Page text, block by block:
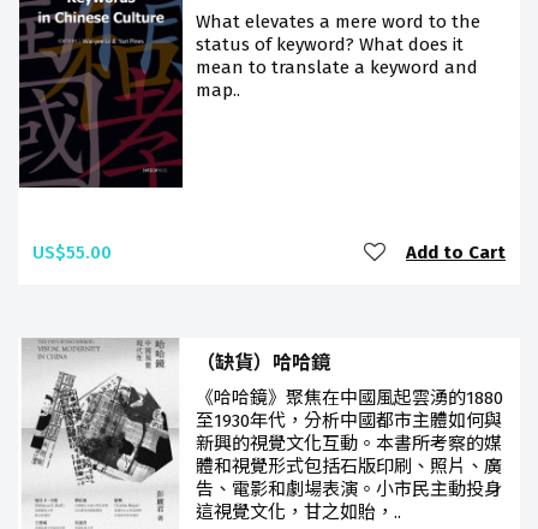
What elevates a mere word to the
status of keyword? What does it
mean to translate a keyword and
map..
US$55.00 Add to Cart
（缺貨）哈哈鏡
《哈哈鏡》聚焦在中國風起雲湧的1880
至1930年代，分析中國都市主體如何與
新興的視覺文化互動。本書所考察的媒
體和視覺形式包括石版印刷、照片、廣
告、電影和劇場表演。小市民主動投身
這視覺文化，甘之如貽，..